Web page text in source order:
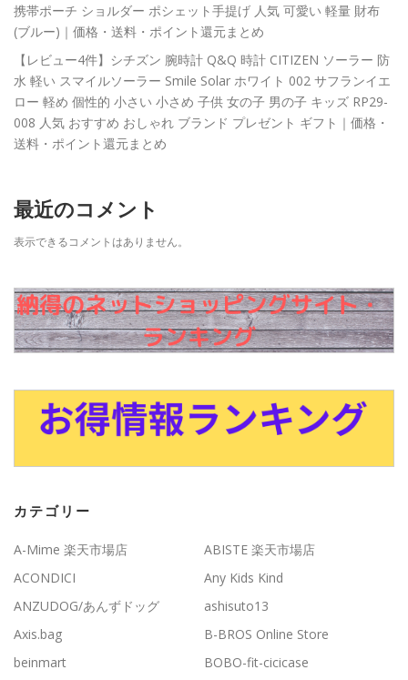
携帯ポーチ ショルダー ポシェット手提げ 人気 可愛い 軽量 財布
(ブルー)｜価格・送料・ポイント還元まとめ
【レビュー4件】シチズン 腕時計 Q&Q 時計 CITIZEN ソーラー 防
水 軽い スマイルソーラー Smile Solar ホワイト 002 サフランイエ
ロー 軽め 個性的 小さい 小さめ 子供 女の子 男の子 キッズ RP29-
008 人気 おすすめ おしゃれ ブランド プレゼント ギフト｜価格・
送料・ポイント還元まとめ
最近のコメント
表示できるコメントはありません。
カテゴリー
A-Mime 楽天市場店
ABISTE 楽天市場店
ACONDICI
Any Kids Kind
ANZUDOG/あんずドッグ
ashisuto13
Axis.bag
B-BROS Online Store
beinmart
BOBO-fit-cicicase